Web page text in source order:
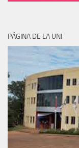
PÁGINA DE LA UNI